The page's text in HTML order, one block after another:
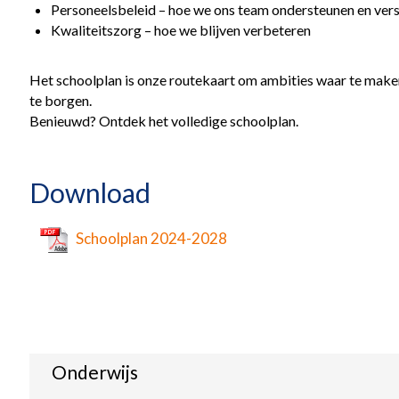
Personeelsbeleid – hoe we ons team ondersteunen en
Kwaliteitszorg – hoe we blijven verbeteren
Het schoolplan is onze routekaart om ambities waar te
te borgen.
Benieuwd? Ontdek het volledige schoolplan.
Download
Schoolplan 2024-2028
Onderwijs